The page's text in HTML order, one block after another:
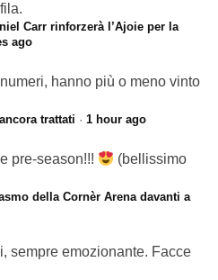
Carr rinforzerà l’Ajoie per la
ago
hanno più o meno vinto
trattati · 1 hour ago
pre-season!!!
(bellissimo
della Cornèr Arena davanti a
sempre emozionante. Facce